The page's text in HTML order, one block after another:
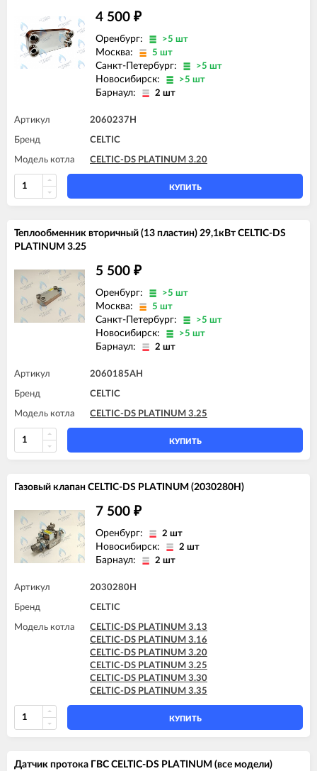
4 500 ₽
Оренбург: >5 шт
Москва: 5 шт
Санкт-Петербург: >5 шт
Новосибирск: >5 шт
Барнаул: 2 шт
Артикул 2060237H
Бренд CELTIC
Модель котла CELTIC-DS PLATINUM 3.20
КУПИТЬ
Теплообменник вторичный (13 пластин) 29,1кВт CELTIC-DS
PLATINUM 3.25
5 500 ₽
Оренбург: >5 шт
Москва: 5 шт
Санкт-Петербург: >5 шт
Новосибирск: >5 шт
Барнаул: 2 шт
Артикул 2060185AH
Бренд CELTIC
Модель котла CELTIC-DS PLATINUM 3.25
КУПИТЬ
Газовый клапан CELTIC-DS PLATINUM (2030280Н)
7 500 ₽
Оренбург: 2 шт
Новосибирск: 2 шт
Барнаул: 2 шт
Артикул 2030280H
Бренд CELTIC
Модель котла
CELTIC-DS PLATINUM 3.13
CELTIC-DS PLATINUM 3.16
CELTIC-DS PLATINUM 3.20
CELTIC-DS PLATINUM 3.25
CELTIC-DS PLATINUM 3.30
CELTIC-DS PLATINUM 3.35
КУПИТЬ
Датчик протока ГВС CELTIC-DS PLATINUM (все модели)